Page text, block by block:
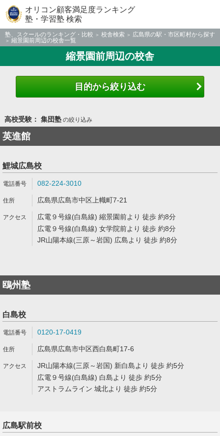
オリコン顧客満足度ランキング
塾・学習塾 検索
塾、スクールのランキング・比較 校舎検索
広島県の駅・市区町村から探す
縮景園前周辺の校舎一覧
縮景園前周辺の校舎
目的から絞り込む
高校受験： 集団塾の絞り込み
英進館
鯉城広島校
082-224-3010
広島県広島市中区上幟町7-21
広電９号線(白島線) 縮景園前より 徒歩 約8分
広電９号線(白島線) 女学院前より 徒歩 約8分
JR山陽本線(三原～岩国) 広島より 徒歩 約8分
鴎州塾
白島校
0120-17-0419
広島県広島市中区西白島町17-6
JR山陽本線(三原～岩国) 新白島より 徒歩 約5分
広電９号線(白島線) 白島より 徒歩 約5分
アストラムライン 城北より 徒歩 約5分
広島駅前校